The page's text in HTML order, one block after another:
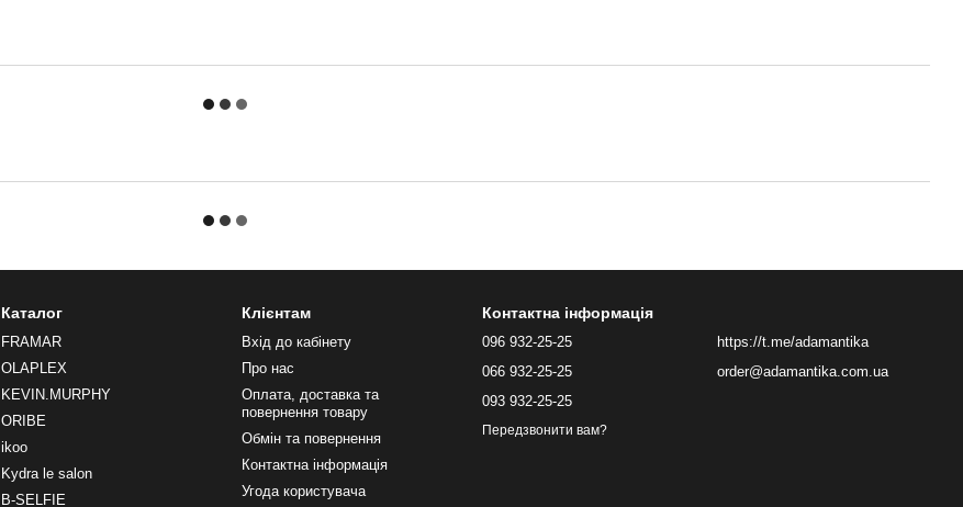
Каталог
FRAMAR
OLAPLEX
KEVIN.MURPHY
ORIBE
ikoo
Kydra le salon
B-SELFIE
Клієнтам
Вхід до кабінету
Про нас
Оплата, доставка та
повернення товару
Обмін та повернення
Контактна інформація
Угода користувача
Контактна інформація
096 932-25-25
066 932-25-25
093 932-25-25
Передзвонити вам?
https://t.me/adamantika
order@adamantika.com.ua